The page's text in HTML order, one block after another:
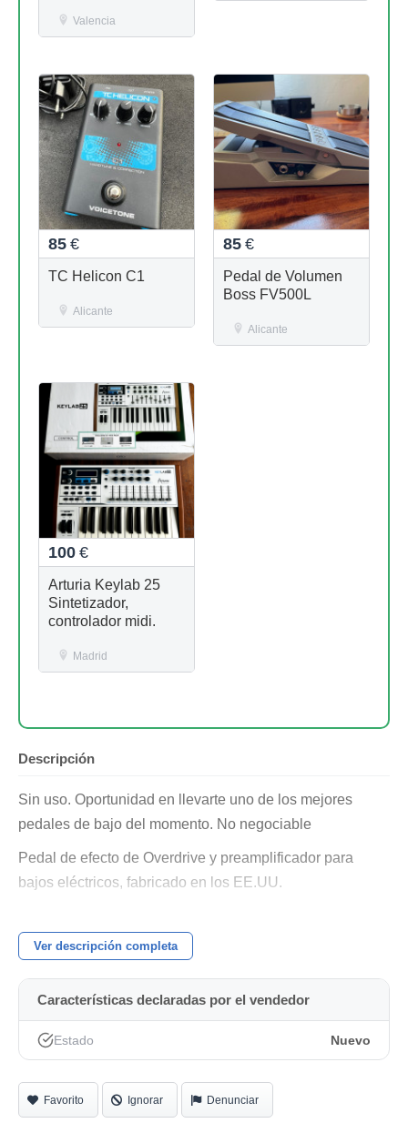
Valencia
85 €
TC Helicon C1
Alicante
85 €
Pedal de Volumen
Boss FV500L
Alicante
100 €
Arturia Keylab 25
Sintetizador,
controlador midi.
Madrid
Descripción
Sin uso. Oportunidad en llevarte uno de los mejores
pedales de bajo del momento. No negociable
Pedal de efecto de Overdrive y preamplificador para
bajos eléctricos, fabricado en los EE.UU.
Circuito analógico SansAmp
Dos sonidos paralelos y libremente mezclables: Studio
Clean (Deep) y Dirty (Drive)
Sección de impulsión con control de impulsión, control de
El control de mezcla determina la profundidad y la
Ver descripción completa
Características declaradas por el vendedor
Estado Nuevo
Favorito Ignorar Denunciar